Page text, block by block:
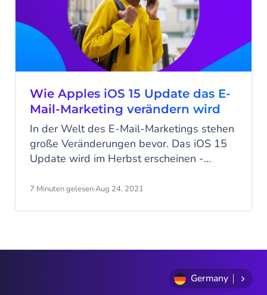
Wie Apples iOS 15 Update das E-
Mail-Marketing verändern wird
In der Welt des E-Mail-Marketings stehen
große Veränderungen bevor. Das iOS 15
Update wird im Herbst erscheinen -
Reihe von neuen Datenschutzmaßnahmen
7 Minuten gelesen·Aug 24, 2021
Germany